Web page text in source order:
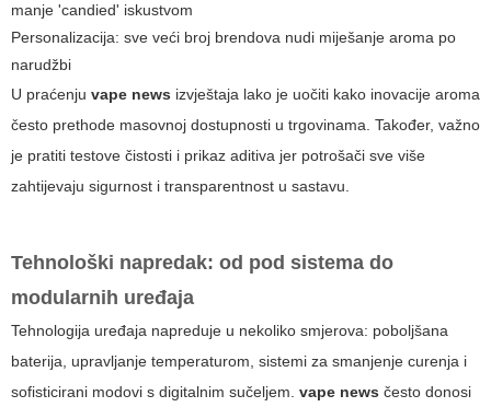
manje 'candied' iskustvom
Personalizacija: sve veći broj brendova nudi miješanje aroma po
narudžbi
U praćenju vape news izvještaja lako je uočiti kako inovacije aroma
često prethode masovnoj dostupnosti u trgovinama. Također, važno
je pratiti testove čistosti i prikaz aditiva jer potrošači sve više
zahtijevaju sigurnost i transparentnost u sastavu.
Tehnološki napredak: od pod sistema do
modularnih uređaja
Tehnologija uređaja napreduje u nekoliko smjerova: poboljšana
baterija, upravljanje temperaturom, sistemi za smanjenje curenja i
sofisticirani modovi s digitalnim sučeljem. vape news često donosi